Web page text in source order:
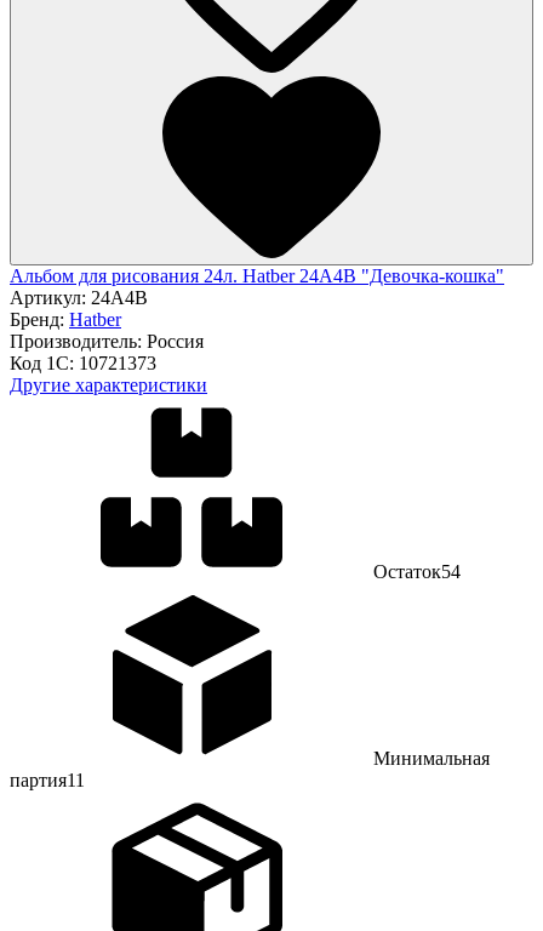
Альбом для рисования 24л. Hatber 24А4В "Девочка-кошка"
Артикул: 24А4В
Бренд: Hatber
Производитель: Россия
Код 1С: 10721373
Другие характеристики
Остаток54
Минимальная
партия11